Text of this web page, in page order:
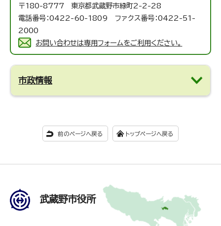
〒180-8777 東京都武蔵野市緑町2-2-28
電話番号：0422-60-1809 ファクス番号：0422-51-
2000
お問い合わせは専用フォームをご利用ください。
市政情報
前のページへ戻る トップページへ戻る
武蔵野市役所